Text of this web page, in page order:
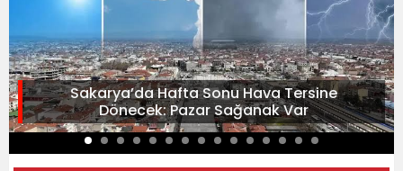
Sakarya’da Hafta Sonu Hava Tersine
Dönecek: Pazar Sağanak Var